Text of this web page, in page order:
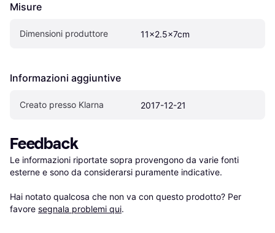
Misure
Dimensioni produttore 11x2.5x7cm
Informazioni aggiuntive
Creato presso Klarna 2017-12-21
Feedback
Le informazioni riportate sopra provengono da varie fonti
esterne e sono da considerarsi puramente indicative.
Hai notato qualcosa che non va con questo prodotto? Per
favore segnala problemi qui.